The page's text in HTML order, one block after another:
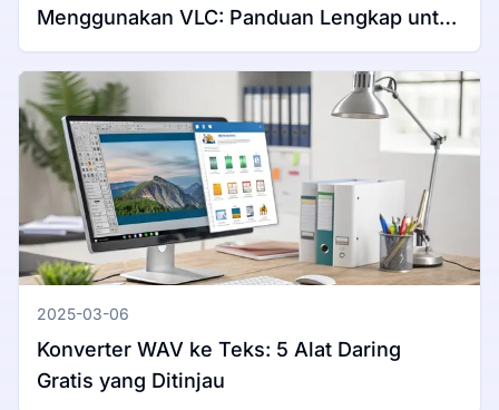
Menggunakan VLC: Panduan Lengkap untuk
Windows & Mac
2025-03-06
Konverter WAV ke Teks: 5 Alat Daring
Gratis yang Ditinjau